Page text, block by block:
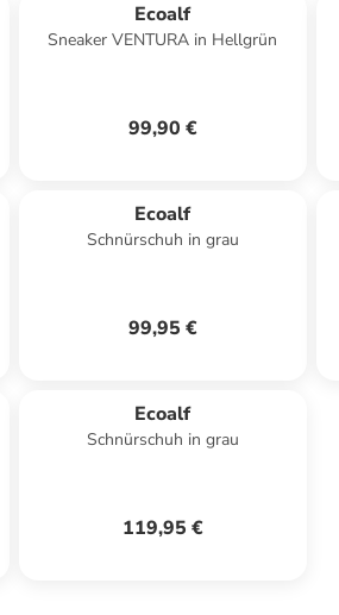
Ecoalf
Sneaker VENTURA in Hellgrün
99,90 €
Ecoalf
Schnürschuh in grau
99,95 €
Ecoalf
Schnürschuh in grau
119,95 €